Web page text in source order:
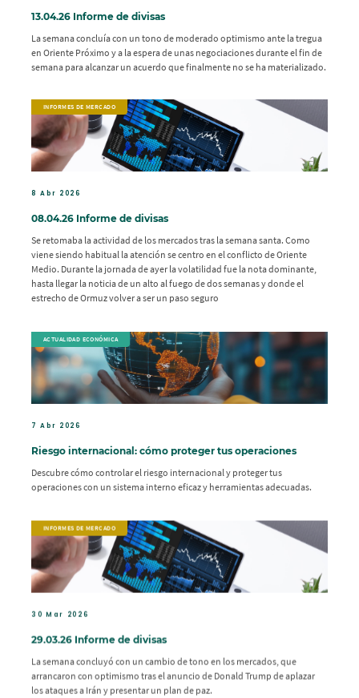
13.04.26 Informe de divisas
La semana concluía con un tono de moderado optimismo ante la tregua
en Oriente Próximo y a la espera de unas negociaciones durante el fin de
semana para alcanzar un acuerdo que finalmente no se ha materializado.
INFORMES DE MERCADO
8 Abr 2026
08.04.26 Informe de divisas
Se retomaba la actividad de los mercados tras la semana santa. Como
viene siendo habitual la atención se centro en el conflicto de Oriente
Medio. Durante la jornada de ayer la volatilidad fue la nota dominante,
hasta llegar la noticia de un alto al fuego de dos semanas y donde el
estrecho de Ormuz volver a ser un paso seguro
ACTUALIDAD ECONÓMICA
7 Abr 2026
Riesgo internacional: cómo proteger tus operaciones
Descubre cómo controlar el riesgo internacional y proteger tus
operaciones con un sistema interno eficaz y herramientas adecuadas.
INFORMES DE MERCADO
30 Mar 2026
29.03.26 Informe de divisas
La semana concluyó con un cambio de tono en los mercados, que
arrancaron con optimismo tras el anuncio de Donald Trump de aplazar
los ataques a Irán y presentar un plan de paz.